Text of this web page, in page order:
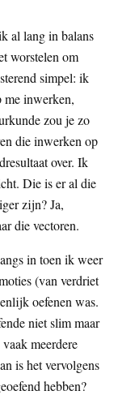
al lang in balans
worstelen om
simpel: ik
me inwerken,
zou je zo
die inwerken op
over. Ik
Die is er al die
zijn? Ja,
die vectoren.
in toen ik weer
(van verdriet
oefenen was.
niet slim maar
meerdere
is het vervolgens
hebben?